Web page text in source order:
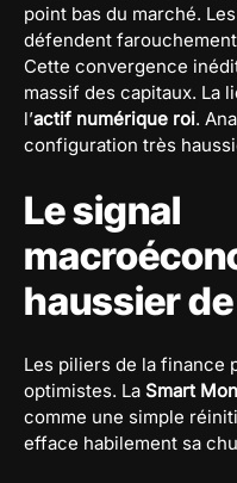
point bas du marché.
défendent
Cette convergence
massif des capitaux. La
l’actif numérique roi.
configuration très
Le signal
haussier
Les piliers de la finance
optimistes. La Smart
comme une simple
efface habilement sa